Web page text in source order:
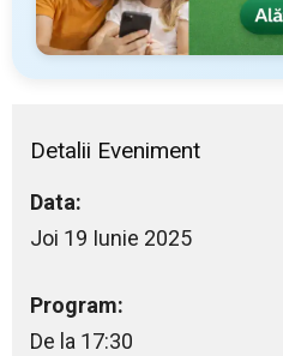
Detalii Eveniment
Data:
Joi 19 Iunie 2025
Program:
De la 17:30